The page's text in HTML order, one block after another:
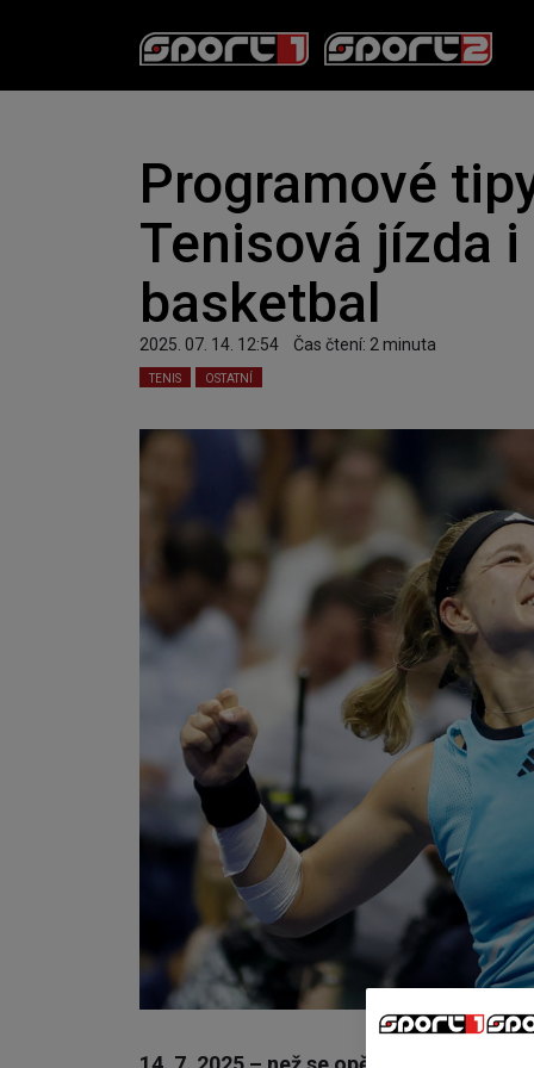
Programové
Tenisová jízda
basketbal
2025. 07. 14. 12:54 Čas čtení: 2 minuta
TENIS OSTATNÍ